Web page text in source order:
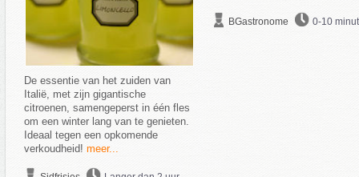
De essentie van het zuiden van
Italië, met zijn gigantische
citroenen, samengeperst in één fles
om een winter lang van te genieten.
Ideaal tegen een opkomende
verkoudheid! meer...
BGastronome 0-10